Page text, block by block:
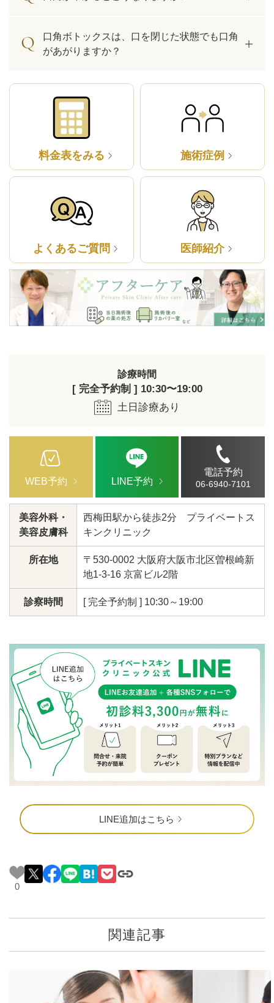
口角ボトックスは、口を閉じた状態でも口角
があがりますか？
料金表をみる 施術症例
よくあるご質問 医師紹介
診療時間
[ 完全予約制 ] 10:30〜19:00
土日診療あり
WEB予約 LINE予約
電話予約
06-6940-7101
美容外科・
美容皮膚科
西梅田駅から徒歩2分 プライベートス
キンクリニック
所在地
〒530-0002 大阪府大阪市北区曽根崎新
地1-3-16 京富ビル2階
診察時間 [ 完全予約制 ] 10:30～19:00
LINE追加はこちら
0
関連記事